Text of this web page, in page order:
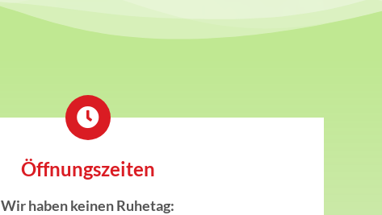
Öffnungszeiten
Wir haben keinen Ruhetag: